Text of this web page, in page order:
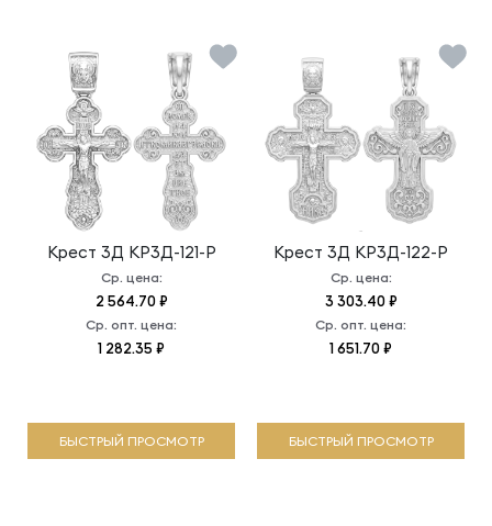
Крест 3Д КР3Д-121-Р
Ср. цена:
2 564.70 ₽
Ср. опт. цена:
1 282.35 ₽
БЫСТРЫЙ ПРОСМОТР
Крест 3Д КР3Д-122-Р
Ср. цена:
3 303.40 ₽
Ср. опт. цена:
1 651.70 ₽
БЫСТРЫЙ ПРОСМОТР